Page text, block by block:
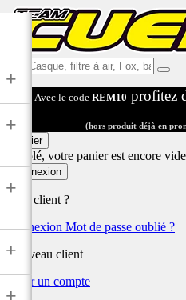
Ex:
filtre
air,
Fox,
...
Avec le code REM10 profitez
(hors produit déjà en
Panier
Désolé, votre panier est encore
Connexion
Déjà client ?
Connexion Mot de passe oublié ?
Nouveau client
Créer un compte
+
+
+
+